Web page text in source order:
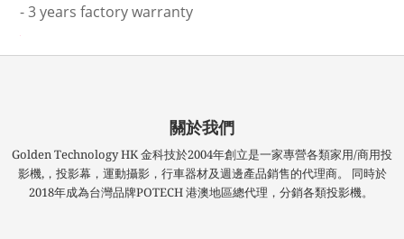
- 3 years factory warranty
關於我們
Golden Technology HK 金科技於2004年創立是一家專營各類家用/商用投
影機,，投影幕，運動攝影，行車器材及週邊產品銷售的代理商。 同時於
2018年成為台灣品牌POTECH 港澳地區總代理，分銷各類投影機。